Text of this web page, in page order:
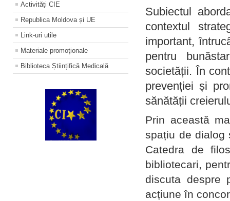
Activități CIE
Republica Moldova și UE
Link-uri utile
Materiale promoţionale
Biblioteca Științifică Medicală
Subiectul
contextul
important,
pentru
societății. În
prevenției și
sănătății
Prin această
spațiu de dialog
Catedra de
bibliotecari,
discuta despre
acțiune în